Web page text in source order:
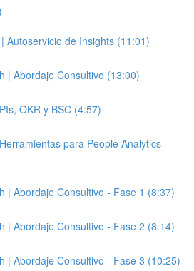
Autoservicio de Insights (11:01)
| Abordaje Consultivo (13:00)
OKR y BSC (4:57)
para People Analytics
| Abordaje Consultivo - Fase 1 (8:37)
| Abordaje Consultivo - Fase 2 (8:14)
| Abordaje Consultivo - Fase 3 (10:25)